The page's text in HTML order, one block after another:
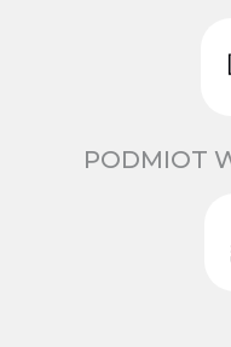
PODMIOT